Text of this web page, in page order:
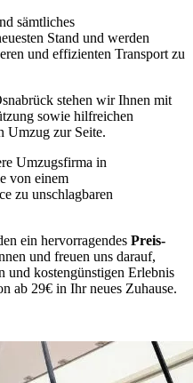
sämtliches
Stand und werden
und effizienten Transport zu
stehen wir Ihnen mit
sowie hilfreichen
Umzug zur Seite.
Umzugsfirma in
von einem
zu unschlagbaren
ein hervorragendes Preis-
und freuen uns darauf,
und kostengünstigen Erlebnis
ab 29€ in Ihr neues Zuhause.